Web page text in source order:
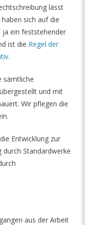
lässt
sich auf die
ja ein feststehender
ist die Regel der
.
sämtliche
und mit
Wir pflegen die
Entwicklung zur
durch Standardwerke
aus der Arbeit